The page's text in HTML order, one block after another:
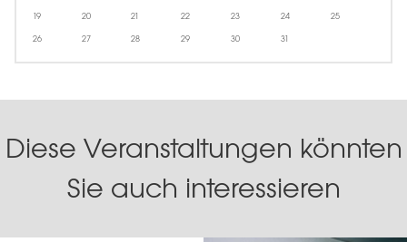
19 20 21 22 23 24 25
26 27 28 29 30 31
Diese Veranstaltungen könnten
Sie auch interessieren